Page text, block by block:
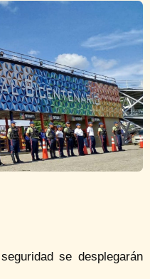
se desplegarán